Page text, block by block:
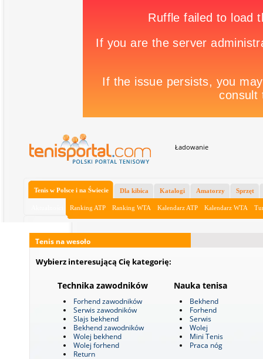
Ładowanie
Tenis w Polsce i na Świecie
Ranking ATP Ranking WTA Kalendarz ATP Kalendarz WTA
Dla kibica Katalogi Amatorzy Sprzęt
Tenis na wesoło
Wybierz interesującą Cię kategorię:
Technika zawodników
Forhend zawodników
Serwis zawodników
Slajs bekhend
Bekhend zawodników
Wolej bekhend
Wolej forhend
Return
Nauka tenisa
Bekhend
Forhend
Serwis
Wolej
Mini Tenis
Praca nóg